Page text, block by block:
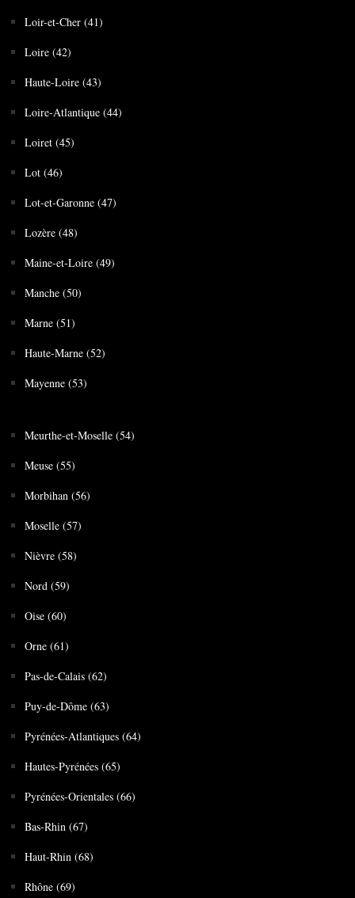
Loir-et-Cher (41)
Loire (42)
Haute-Loire (43)
Loire-Atlantique (44)
Loiret (45)
Lot (46)
Lot-et-Garonne (47)
Lozère (48)
Maine-et-Loire (49)
Manche (50)
Marne (51)
Haute-Marne (52)
Mayenne (53)
Meurthe-et-Moselle (54)
Meuse (55)
Morbihan (56)
Moselle (57)
Nièvre (58)
Nord (59)
Oise (60)
Orne (61)
Pas-de-Calais (62)
Puy-de-Dôme (63)
Pyrénées-Atlantiques (64)
Hautes-Pyrénées (65)
Pyrénées-Orientales (66)
Bas-Rhin (67)
Haut-Rhin (68)
Rhône (69)